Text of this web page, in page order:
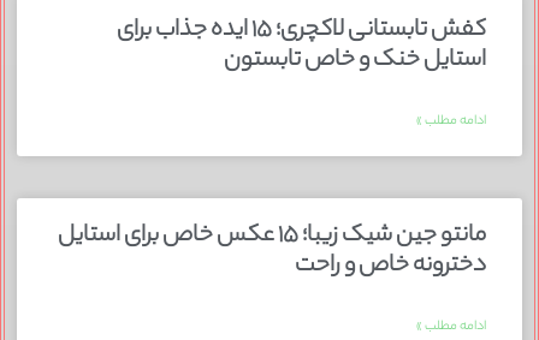
کفش تابستانی لاکچری؛ ۱۵ ایده‌ جذاب برای
استایل خنک و خاص تابستون
ادامه مطلب »
مانتو جین شیک زیبا؛ ۱۵ عکس خاص برای استایل
دخترونه خاص و راحت
ادامه مطلب »